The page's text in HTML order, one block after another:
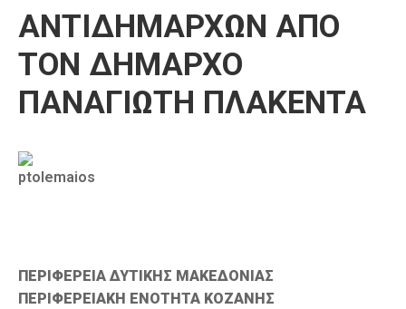
ΑΝΤΙΔΗΜΑΡΧΩΝ ΑΠΟ
ΤΟΝ ΔΗΜΑΡΧΟ
ΠΑΝΑΓΙΩΤΗ ΠΛΑΚΕΝΤΑ
ΠΕΡΙΦΕΡΕΙΑ ΔΥΤΙΚΗΣ ΜΑΚΕΔΟΝΙΑΣ
ΠΕΡΙΦΕΡΕΙΑΚΗ ΕΝΟΤΗΤΑ ΚΟΖΑΝΗΣ